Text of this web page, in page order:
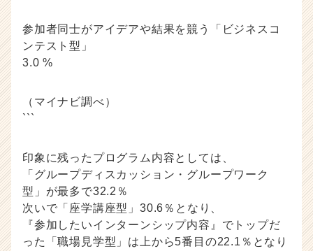
参加者同士がアイデアや結果を競う「ビジネスコ
ンテスト型」
3.0 %
（マイナビ調べ）
```
印象に残ったプログラム内容としては、
「グループディスカッション・グループワーク
型」が最多で32.2％
次いで「座学講座型」30.6％となり、
『参加したいインターンシップ内容』でトップだ
った「職場見学型」は上から5番目の22.1％となり